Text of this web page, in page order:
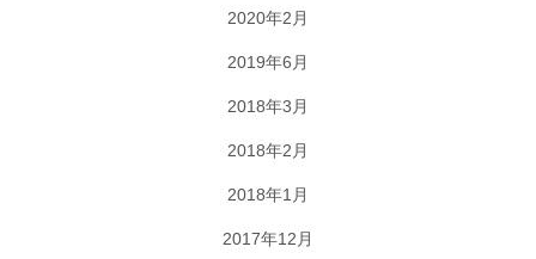
2020年2月
2019年6月
2018年3月
2018年2月
2018年1月
2017年12月